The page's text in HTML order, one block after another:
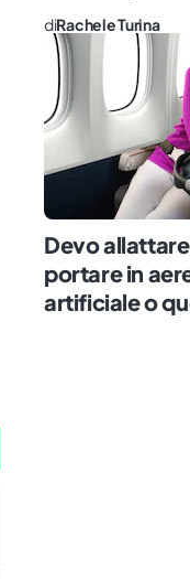
diRachele Turina
Devo
portare in
artificiale o